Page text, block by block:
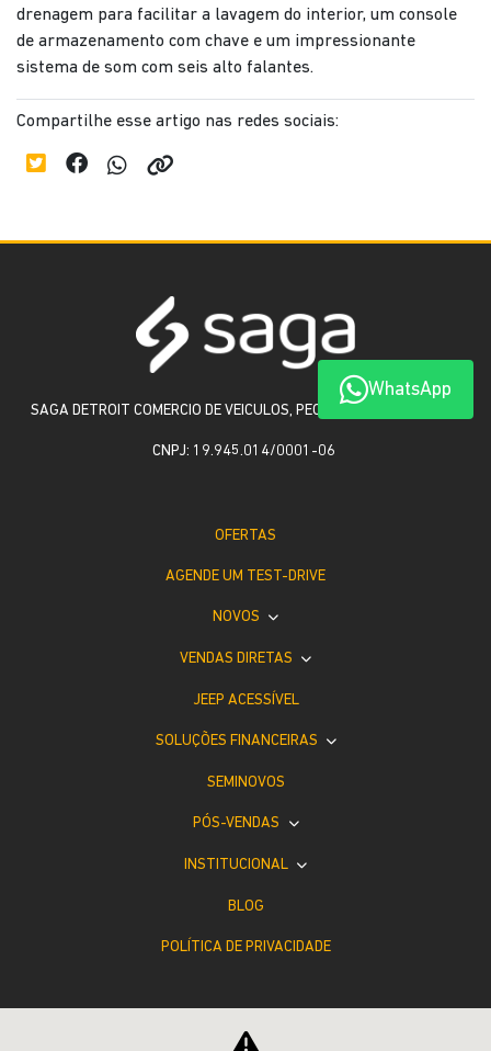
drenagem para facilitar a lavagem do interior, um console
de armazenamento com chave e um impressionante
sistema de som com seis alto falantes.
Compartilhe esse artigo nas redes sociais:
WhatsApp
SAGA DETROIT COMERCIO DE VEICULOS, PECAS E SERVICOS LTDA
CNPJ: 19.945.014/0001-06
OFERTAS
AGENDE UM TEST-DRIVE
NOVOS
VENDAS DIRETAS
JEEP ACESSÍVEL
SOLUÇÕES FINANCEIRAS
SEMINOVOS
PÓS-VENDAS
INSTITUCIONAL
BLOG
POLÍTICA DE PRIVACIDADE